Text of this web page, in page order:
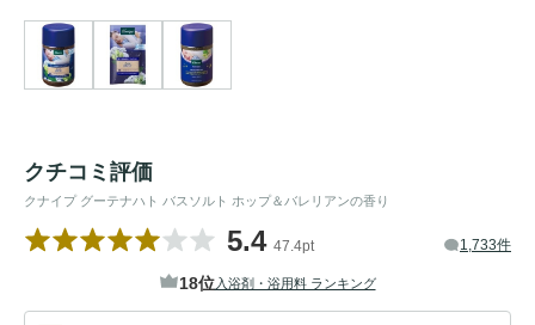
クチコミ評価
クナイプ グーテナハト バスソルト ホップ＆バレリアンの香り
5.4 47.4pt 1,733件
18位入浴剤・浴用料 ランキング